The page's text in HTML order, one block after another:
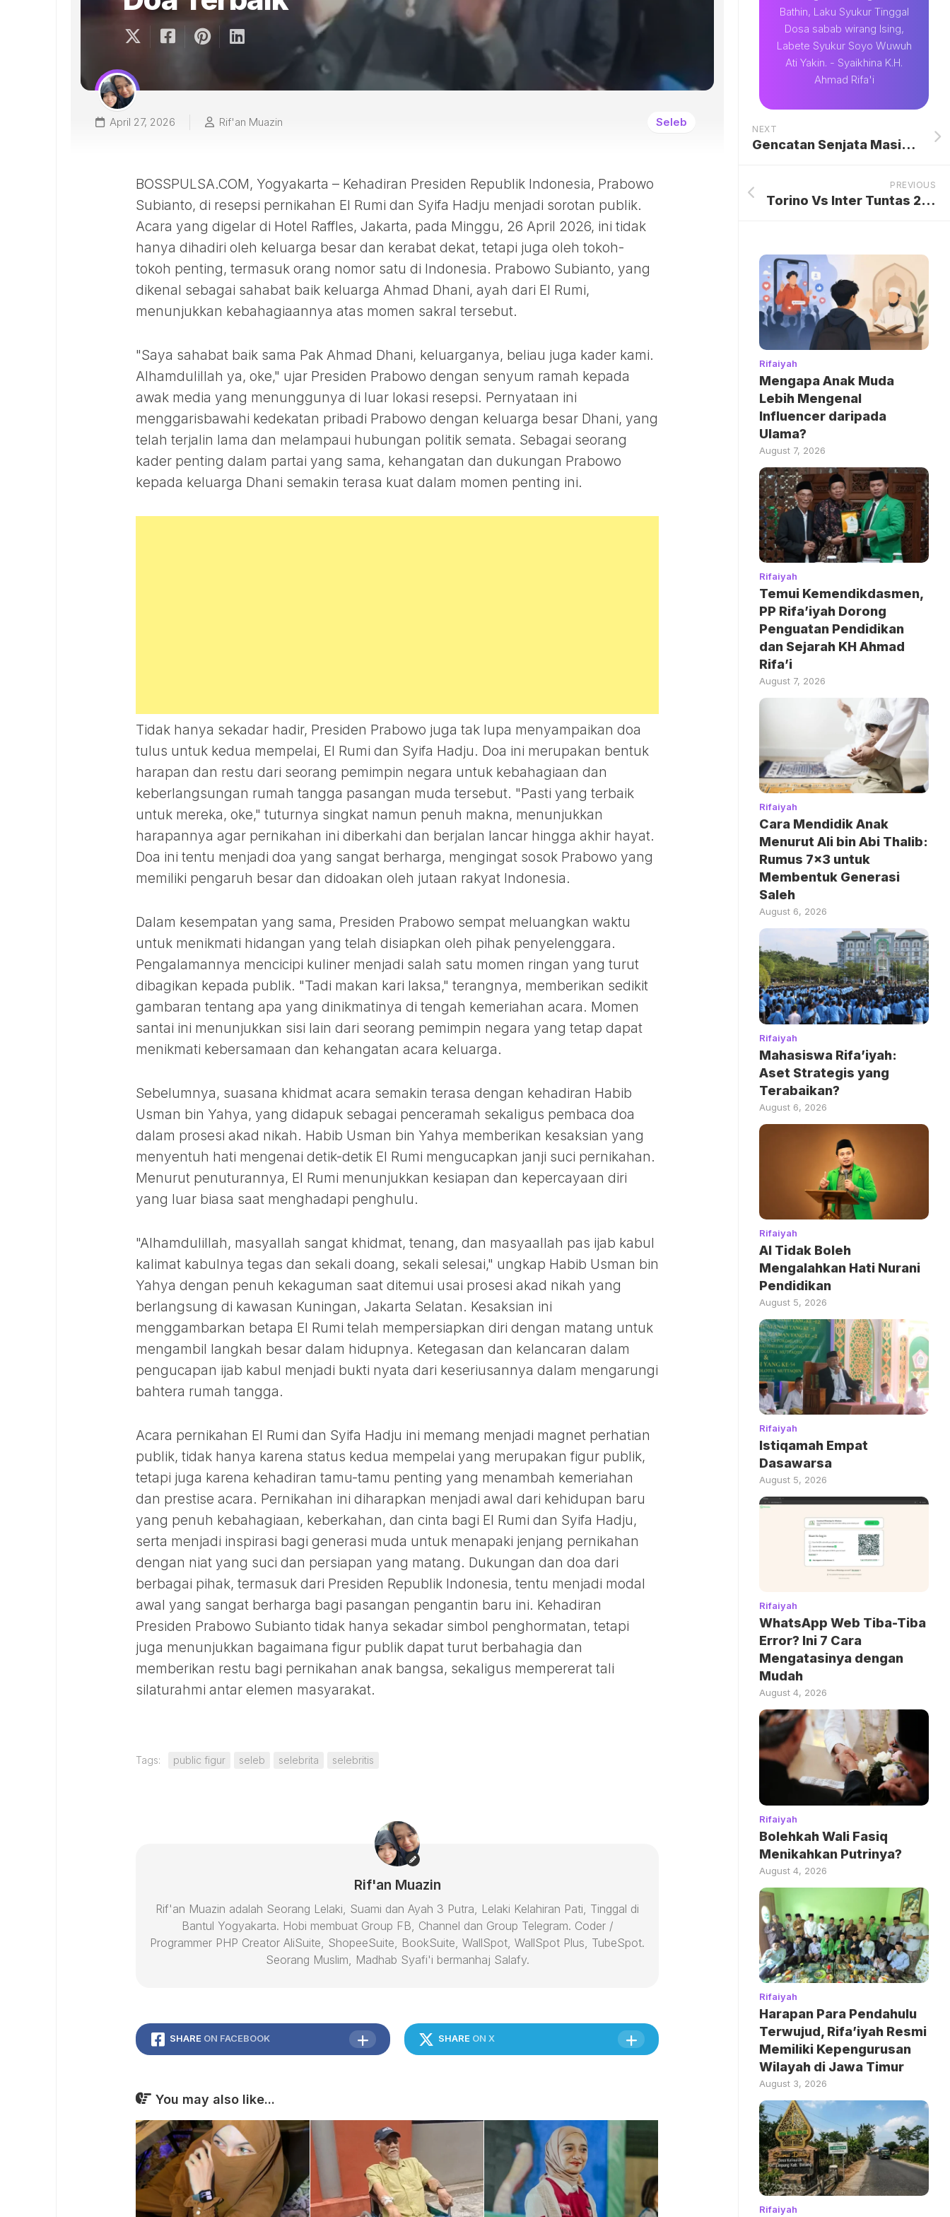
April 27, 2026 Rif'an Muazin Seleb
BOSSPULSA.COM, Yogyakarta – Kehadiran Presiden Republik Indonesia, Prabowo
Subianto, di resepsi pernikahan El Rumi dan Syifa Hadju menjadi sorotan publik.
Acara yang digelar di Hotel Raffles, Jakarta, pada Minggu, 26 April 2026, ini tidak
hanya dihadiri oleh keluarga besar dan kerabat dekat, tetapi juga oleh tokoh-
tokoh penting, termasuk orang nomor satu di Indonesia. Prabowo Subianto, yang
dikenal sebagai sahabat baik keluarga Ahmad Dhani, ayah dari El Rumi,
menunjukkan kebahagiaannya atas momen sakral tersebut.
"Saya sahabat baik sama Pak Ahmad Dhani, keluarganya, beliau juga kader kami.
Alhamdulillah ya, oke," ujar Presiden Prabowo dengan senyum ramah kepada
awak media yang menunggunya di luar lokasi resepsi. Pernyataan ini
menggarisbawahi kedekatan pribadi Prabowo dengan keluarga besar Dhani, yang
telah terjalin lama dan melampaui hubungan politik semata. Sebagai seorang
kader penting dalam partai yang sama, kehangatan dan dukungan Prabowo
kepada keluarga Dhani semakin terasa kuat dalam momen penting ini.
Tidak hanya sekadar hadir, Presiden Prabowo juga tak lupa menyampaikan doa
tulus untuk kedua mempelai, El Rumi dan Syifa Hadju. Doa ini merupakan bentuk
harapan dan restu dari seorang pemimpin negara untuk kebahagiaan dan
keberlangsungan rumah tangga pasangan muda tersebut. "Pasti yang terbaik
untuk mereka, oke," tuturnya singkat namun penuh makna, menunjukkan
harapannya agar pernikahan ini diberkahi dan berjalan lancar hingga akhir hayat.
Doa ini tentu menjadi doa yang sangat berharga, mengingat sosok Prabowo yang
memiliki pengaruh besar dan didoakan oleh jutaan rakyat Indonesia.
Dalam kesempatan yang sama, Presiden Prabowo sempat meluangkan waktu
untuk menikmati hidangan yang telah disiapkan oleh pihak penyelenggara.
Pengalamannya mencicipi kuliner menjadi salah satu momen ringan yang turut
dibagikan kepada publik. "Tadi makan kari laksa," terangnya, memberikan sedikit
gambaran tentang apa yang dinikmatinya di tengah kemeriahan acara. Momen
santai ini menunjukkan sisi lain dari seorang pemimpin negara yang tetap dapat
menikmati kebersamaan dan kehangatan acara keluarga.
Sebelumnya, suasana khidmat acara semakin terasa dengan kehadiran Habib
Usman bin Yahya, yang didapuk sebagai penceramah sekaligus pembaca doa
dalam prosesi akad nikah. Habib Usman bin Yahya memberikan kesaksian yang
menyentuh hati mengenai detik-detik El Rumi mengucapkan janji suci pernikahan.
Menurut penuturannya, El Rumi menunjukkan kesiapan dan kepercayaan diri
yang luar biasa saat menghadapi penghulu.
"Alhamdulillah, masyallah sangat khidmat, tenang, dan masyaallah pas ijab kabul
kalimat kabulnya tegas dan sekali doang, sekali selesai," ungkap Habib Usman bin
Yahya dengan penuh kekaguman saat ditemui usai prosesi akad nikah yang
berlangsung di kawasan Kuningan, Jakarta Selatan. Kesaksian ini
menggambarkan betapa El Rumi telah mempersiapkan diri dengan matang untuk
mengambil langkah besar dalam hidupnya. Ketegasan dan kelancaran dalam
pengucapan ijab kabul menjadi bukti nyata dari keseriusannya dalam mengarungi
bahtera rumah tangga.
Acara pernikahan El Rumi dan Syifa Hadju ini memang menjadi magnet perhatian
publik, tidak hanya karena status kedua mempelai yang merupakan figur publik,
tetapi juga karena kehadiran tamu-tamu penting yang menambah kemeriahan
dan prestise acara. Pernikahan ini diharapkan menjadi awal dari kehidupan baru
yang penuh kebahagiaan, keberkahan, dan cinta bagi El Rumi dan Syifa Hadju,
serta menjadi inspirasi bagi generasi muda untuk menapaki jenjang pernikahan
dengan niat yang suci dan persiapan yang matang. Dukungan dan doa dari
berbagai pihak, termasuk dari Presiden Republik Indonesia, tentu menjadi modal
awal yang sangat berharga bagi pasangan pengantin baru ini. Kehadiran
Presiden Prabowo Subianto tidak hanya sekadar simbol penghormatan, tetapi
juga menunjukkan bagaimana figur publik dapat turut berbahagia dan
memberikan restu bagi pernikahan anak bangsa, sekaligus mempererat tali
silaturahmi antar elemen masyarakat.
Tags: public figur seleb selebrita selebritis
Rif'an Muazin
Rif'an Muazin adalah Seorang Lelaki, Suami dan Ayah 3 Putra, Lelaki Kelahiran Pati, Tinggal di
Bantul Yogyakarta. Hobi membuat Group FB, Channel dan Group Telegram. Coder /
Programmer PHP Creator AliSuite, ShopeeSuite, BookSuite, WallSpot, WallSpot Plus, TubeSpot.
Seorang Muslim, Madhab Syafi'i bermanhaj Salafy.
SHARE ON FACEBOOK SHARE ON X
You may also like...
Bathin, Laku Syukur Tinggal
Dosa sabab wirang Ising,
Labete Syukur Soyo Wuwuh
Ati Yakin. - Syaikhina K.H.
Ahmad Rifa'i
NEXT
Gencatan Senjata Masih Berlangsung, Israel Serang Lebanon Selatan
PREVIOUS
Torino Vs Inter Tuntas 2-2, Nerazzurri Kehilangan Poin Penuh di Markas Il Toro
Rifaiyah
Mengapa Anak Muda
Lebih Mengenal
Influencer daripada
Ulama?
August 7, 2026
Rifaiyah
Temui Kemendikdasmen,
PP Rifa’iyah Dorong
Penguatan Pendidikan
dan Sejarah KH Ahmad
Rifa’i
August 7, 2026
Rifaiyah
Cara Mendidik Anak
Menurut Ali bin Abi Thalib:
Rumus 7×3 untuk
Membentuk Generasi
Saleh
August 6, 2026
Rifaiyah
Mahasiswa Rifa’iyah:
Aset Strategis yang
Terabaikan?
August 6, 2026
Rifaiyah
AI Tidak Boleh
Mengalahkan Hati Nurani
Pendidikan
August 5, 2026
Rifaiyah
Istiqamah Empat
Dasawarsa
August 5, 2026
Rifaiyah
WhatsApp Web Tiba-Tiba
Error? Ini 7 Cara
Mengatasinya dengan
Mudah
August 4, 2026
Rifaiyah
Bolehkah Wali Fasiq
Menikahkan Putrinya?
August 4, 2026
Rifaiyah
Harapan Para Pendahulu
Terwujud, Rifa’iyah Resmi
Memiliki Kepengurusan
Wilayah di Jawa Timur
August 3, 2026
Rifaiyah